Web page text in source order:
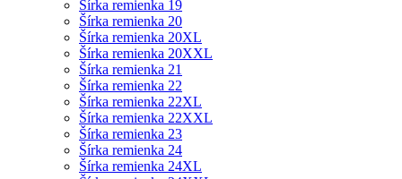
Šírka remienka 19
Šírka remienka 20
Šírka remienka 20XL
Šírka remienka 20XXL
Šírka remienka 21
Šírka remienka 22
Šírka remienka 22XL
Šírka remienka 22XXL
Šírka remienka 23
Šírka remienka 24
Šírka remienka 24XL